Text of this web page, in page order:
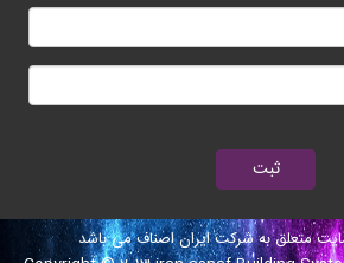
متعلق به شرکت ایران اصناف می باشد